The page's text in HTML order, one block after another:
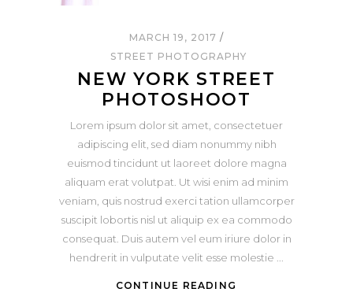
MARCH 19, 2017
STREET PHOTOGRAPHY
NEW YORK STREET
PHOTOSHOOT
Lorem ipsum dolor sit amet, consectetuer
adipiscing elit, sed diam nonummy nibh
euismod tincidunt ut laoreet dolore magna
aliquam erat volutpat. Ut wisi enim ad minim
veniam, quis nostrud exerci tation ullamcorper
suscipit lobortis nisl ut aliquip ex ea commodo
consequat. Duis autem vel eum iriure dolor in
hendrerit in vulputate velit esse molestie
CONTINUE READING